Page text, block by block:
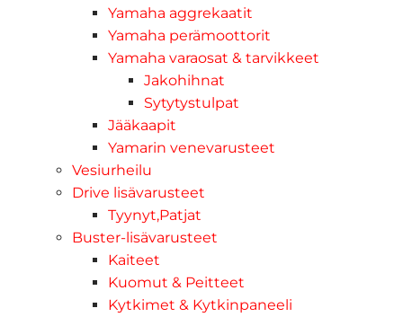
Yamaha aggrekaatit
Yamaha perämoottorit
Yamaha varaosat & tarvikkeet
Jakohihnat
Sytytystulpat
Jääkaapit
Yamarin venevarusteet
Vesiurheilu
Drive lisävarusteet
Tyynyt,Patjat
Buster-lisävarusteet
Kaiteet
Kuomut & Peitteet
Kytkimet & Kytkinpaneeli